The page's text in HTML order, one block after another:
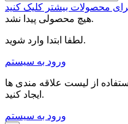
هیچ محصولی پیدا نشد.
لطفا ابتدا وارد شوید.
ورود به سیستم
از لیست علاقه مندی ها
ایجاد کنید.
ورود به سیستم